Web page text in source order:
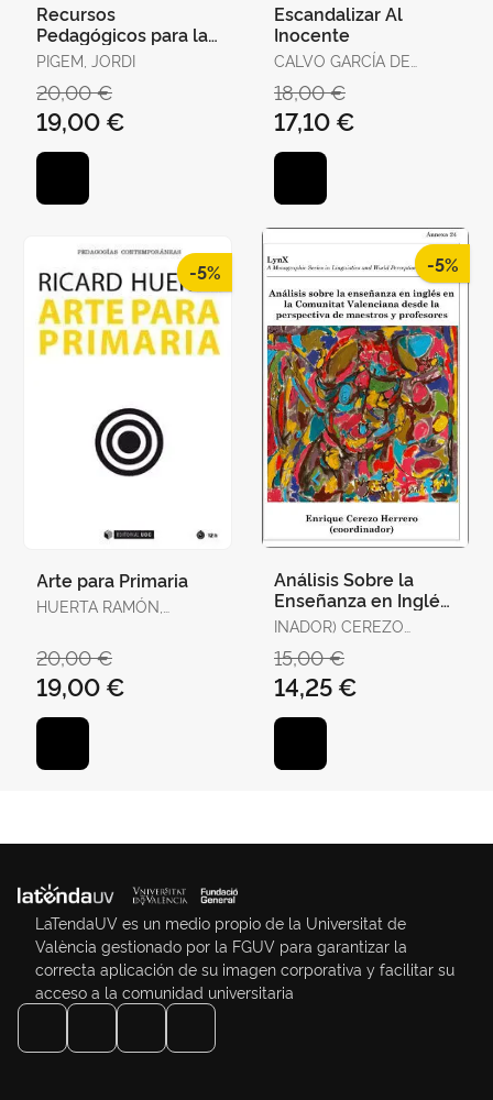
Recursos
Pedagógicos para la
Intervención
Socioeducativa en
Contextos Intercultu
PIGEM, JORDI
20,00 €
19,00 €
Escandalizar Al
Inocente
CALVO GARCÍA DE
/ ALCANTUD DÍAZ,
MARÍA
18,00 €
17,10 €
-5%
Arte para Primaria
HUERTA RAMÓN,
20,00 €
19,00 €
-5%
Análisis Sobre la
Enseñanza en Inglés
en la Comunitat
Perspe
INADOR) CEREZO
(COORD
15,00 €
14,25 €
LaTendaUV es un medio propio de la Universitat de
València gestionado por la FGUV para garantizar la
correcta aplicación de su imagen corporativa y facilitar su
acceso a la comunidad universitaria